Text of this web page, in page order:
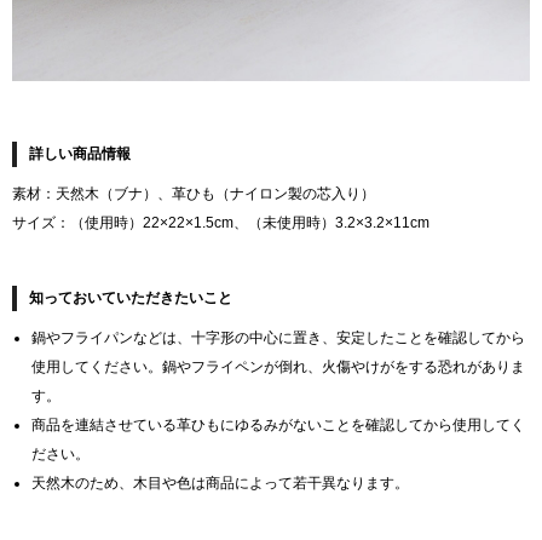
詳しい商品情報
素材：天然木（ブナ）、革ひも（ナイロン製の芯入り）
サイズ：（使用時）22×22×1.5cm、（未使用時）3.2×3.2×11cm
知っておいていただきたいこと
鍋やフライパンなどは、十字形の中心に置き、安定したことを確認してから
使用してください。鍋やフライペンが倒れ、火傷やけがをする恐れがありま
す。
商品を連結させている革ひもにゆるみがないことを確認してから使用してく
ださい。
天然木のため、木目や色は商品によって若干異なります。